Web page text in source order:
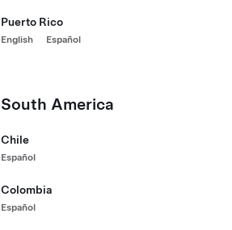
Puerto Rico
English Español
South America
Chile
Español
Colombia
Español